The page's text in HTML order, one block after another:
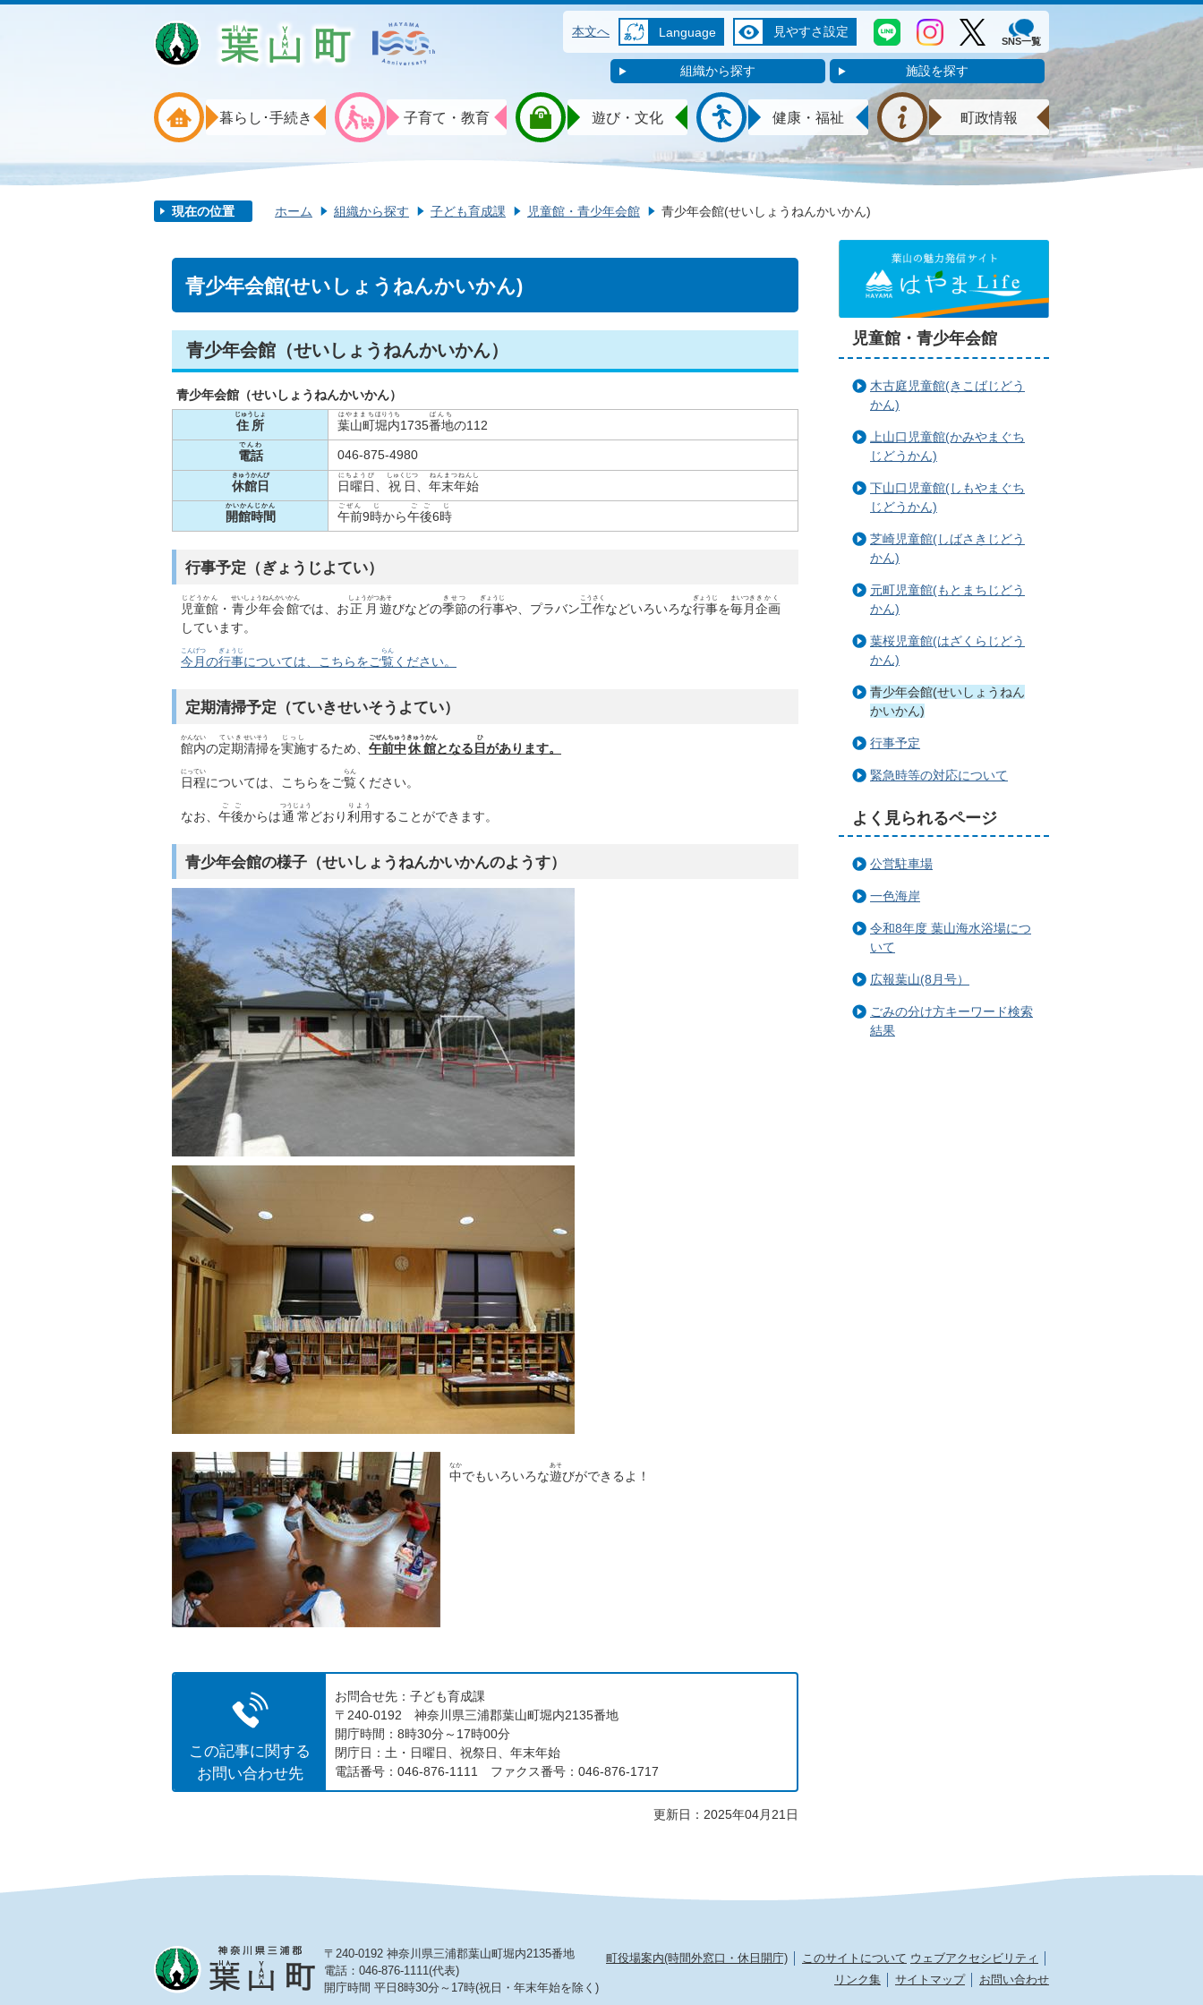
本文へ Language 見やすさ設定
SNS一覧
組織から探す 施設を探す
暮らし･手続き 子育て・教育 遊び・文化 健康・福祉 町政情報
現在の位置 ホーム 組織から探す 子ども育成課 児童館・青少年会館 青少年会館(せいしょうねんかいかん)
青少年会館(せいしょうねんかいかん)
青少年会館（せいしょうねんかいかん）
青少年会館（せいしょうねんかいかん）
住所
じゅうしょ
葉山町
はやままち
堀内
ほりうち
1735番地
ばんち
の112
電話
でんわ
046-875-4980
休館日
きゅうかんび
日曜日
にちようび
祝日
しゅくじつ
年末年始
ねんまつねんし
開館時間
かいかんじかん
午前
ごぜん
9時
じ
から午後
ごご
6時
じ
行事予定（ぎょうじよてい）
児童館
じどうかん
・ 青少年会館
せいしょうねんかいかん
では、お正月
しょうがつ
遊
あそ
びなどの季節
きせつ
の行事
ぎょうじ
や、プラバン工作
こうさく
などいろいろな行事
ぎょうじ
を毎月
まいつき
企画
きかく
しています。
今月
こんげつ
の行事
ぎょうじ
については、こちらをご覧
らん
ください。
定期清掃予定（ていきせいそうよてい）
館内
かんない
の定期
ていき
清掃
せいそう
を実施
じっし
するため、 午前中
ごぜんちゅう
休館
きゅうかん
となる 日
ひ
があります。
日程
にってい
については、こちらをご覧
らん
ください。
なお、 午後
ごご
からは通常
つうじょう
どおり利用
りよう
することができます。
青少年会館の様子（せいしょうねんかいかんのようす）
中
なか
でもいろいろな遊
あそ
びができるよ！
この記事に関する
お問い合わせ先
お問合せ先：子ども育成課
〒240-0192 神奈川県三浦郡葉山町堀内2135番地
開庁時間：8時30分～17時00分
閉庁日：土・日曜日、祝祭日、年末年始
電話番号：046-876-1111 ファクス番号：046-876-1717
更新日：2025年04月21日
児童館・青少年会館
木古庭児童館(きこばじどう
かん)
上山口児童館(かみやまぐち
じどうかん)
下山口児童館(しもやまぐち
じどうかん)
芝崎児童館(しばさきじどう
かん)
元町児童館(もとまちじどう
かん)
葉桜児童館(はざくらじどう
かん)
青少年会館(せいしょうねん
かいかん)
行事予定
緊急時等の対応について
よく見られるページ
公営駐車場
一色海岸
令和8年度 葉山海水浴場につ
いて
広報葉山(8月号）
ごみの分け方キーワード検索
結果
〒240-0192 神奈川県三浦郡葉山町堀内2135番地
電話：046-876-1111(代表)
開庁時間 平日8時30分～17時(祝日・年末年始を除く)
町役場案内(時間外窓口・休日開庁) このサイトについて ウェブアクセシビリティ
リンク集
サイトマップ お問い合わせ